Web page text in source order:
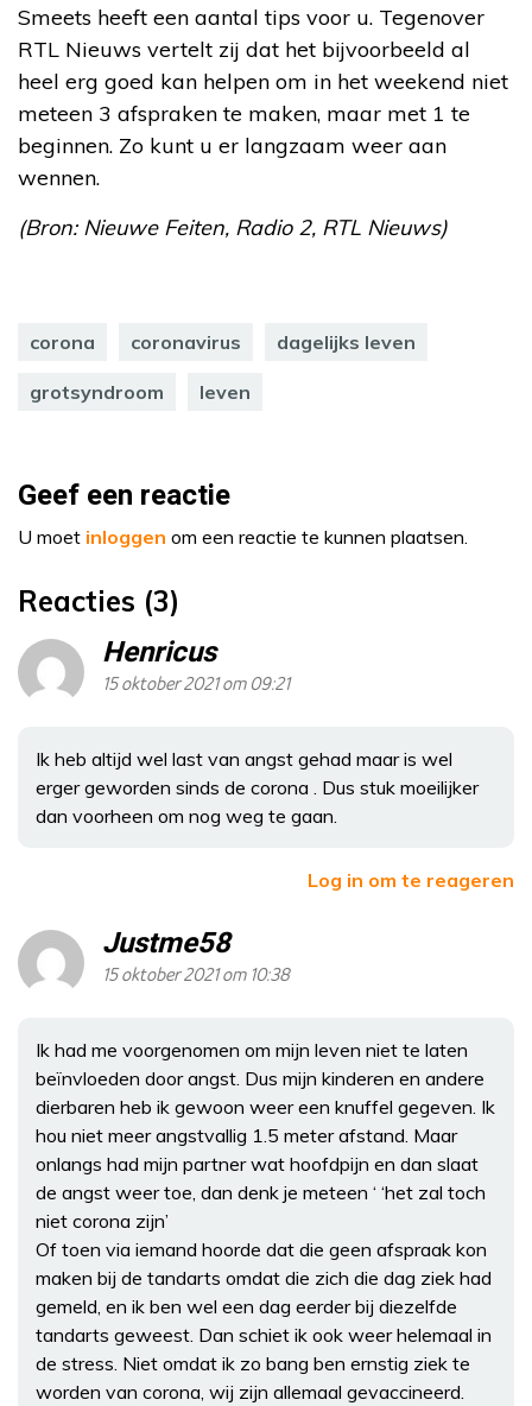
Smeets heeft een aantal tips voor u. Tegenover
RTL Nieuws vertelt zij dat het bijvoorbeeld al
heel erg goed kan helpen om in het weekend niet
meteen 3 afspraken te maken, maar met 1 te
beginnen. Zo kunt u er langzaam weer aan
wennen.
(Bron: Nieuwe Feiten, Radio 2, RTL Nieuws)
corona coronavirus dagelijks leven
grotsyndroom leven
Geef een reactie
U moet inloggen om een reactie te kunnen plaatsen.
Reacties (3)
Henricus
15 oktober 2021 om 09:21
Ik heb altijd wel last van angst gehad maar is wel
erger geworden sinds de corona . Dus stuk moeilijker
dan voorheen om nog weg te gaan.
Log in om te reageren
Justme58
15 oktober 2021 om 10:38
Ik had me voorgenomen om mijn leven niet te laten
beïnvloeden door angst. Dus mijn kinderen en andere
dierbaren heb ik gewoon weer een knuffel gegeven. Ik
hou niet meer angstvallig 1.5 meter afstand. Maar
onlangs had mijn partner wat hoofdpijn en dan slaat
de angst weer toe, dan denk je meteen ‘ ‘het zal toch
niet corona zijn’
Of toen via iemand hoorde dat die geen afspraak kon
maken bij de tandarts omdat die zich die dag ziek had
gemeld, en ik ben wel een dag eerder bij diezelfde
tandarts geweest. Dan schiet ik ook weer helemaal in
de stress. Niet omdat ik zo bang ben ernstig ziek te
worden van corona, wij zijn allemaal gevaccineerd.